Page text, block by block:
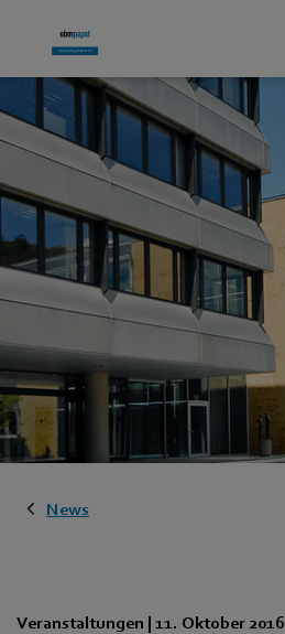
News
Veranstaltungen | 11. Oktober 2016